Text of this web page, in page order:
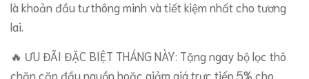
là khoản đầu tư thông minh và tiết kiệm nhất cho tương
lai.
​🔥 ƯU ĐÃI ĐẶC BIỆT THÁNG NÀY: Tặng ngay bộ lọc thô
chặn cặn đầu nguồn hoặc giảm giá trực tiếp 5% cho